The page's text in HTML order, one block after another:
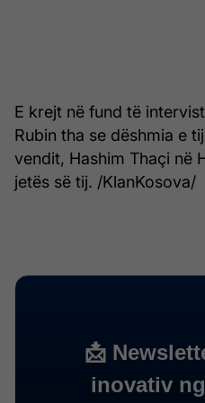
E krejt në fund të
Rubin tha se dëshmia e
vendit, Hashim Thaçi në
jetës së tij. /KlanKosova/